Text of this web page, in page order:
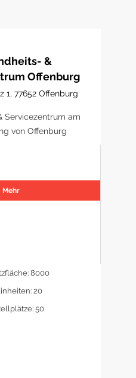
&
Offenburg
1, 77652 Offenburg
Servicezentrum am
von Offenburg
Mehr
8000
20
50